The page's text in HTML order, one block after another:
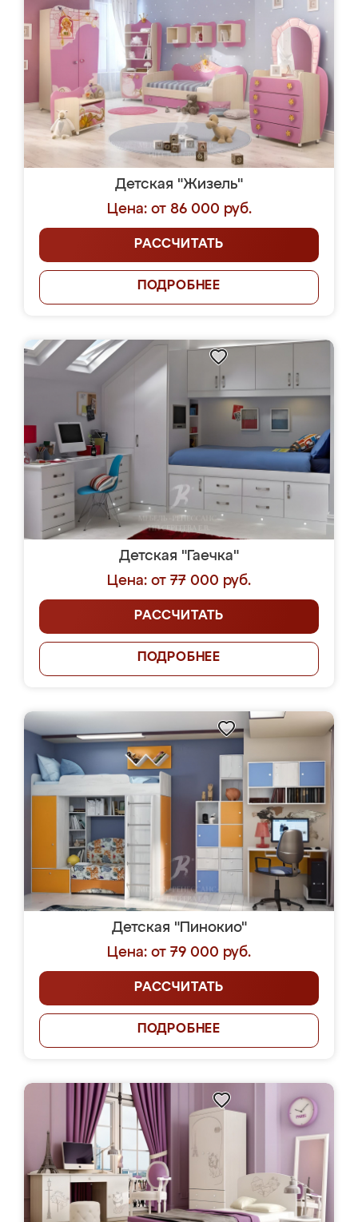
Детская "Жизель"
Цена: от 86 000 руб.
РАССЧИТАТЬ
ПОДРОБНЕЕ
Детская "Гаечка"
Цена: от 77 000 руб.
РАССЧИТАТЬ
ПОДРОБНЕЕ
Детская "Пинокио"
Цена: от 79 000 руб.
РАССЧИТАТЬ
ПОДРОБНЕЕ